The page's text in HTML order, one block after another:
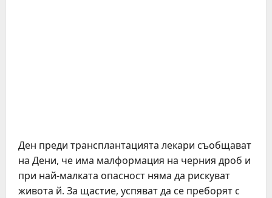
Ден преди трансплантацията лекари съобщават
на Дени, че има малформация на черния дроб и
при най-малката опасност няма да рискуват
живота й. За щастие, успяват да се преборят с